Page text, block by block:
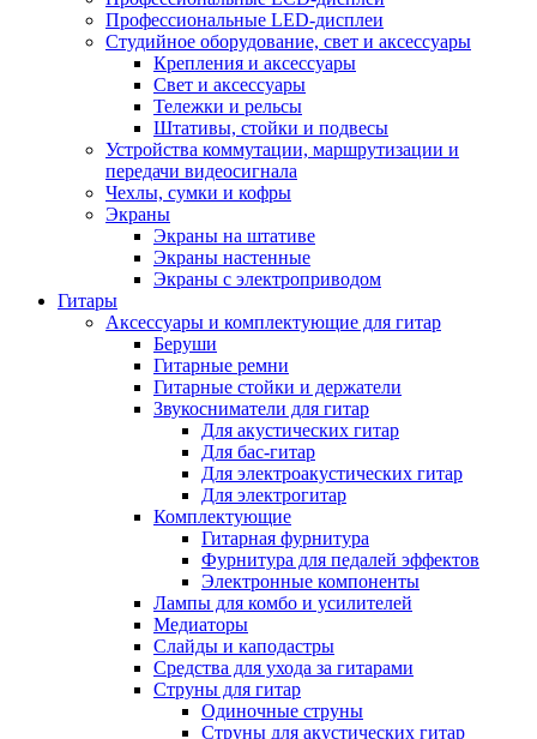
Профессиональные LED-дисплеи
Студийное оборудование, свет и аксессуары
Крепления и аксессуары
Свет и аксессуары
Тележки и рельсы
Штативы, стойки и подвесы
Устройства коммутации, маршрутизации и
передачи видеосигнала
Чехлы, сумки и кофры
Экраны
Экраны на штативе
Экраны настенные
Экраны с электроприводом
Гитары
Аксессуары и комплектующие для гитар
Беруши
Гитарные ремни
Гитарные стойки и держатели
Звукосниматели для гитар
Для акустических гитар
Для бас-гитар
Для электроакустических гитар
Для электрогитар
Комплектующие
Гитарная фурнитура
Фурнитура для педалей эффектов
Электронные компоненты
Лампы для комбо и усилителей
Медиаторы
Слайды и каподастры
Средства для ухода за гитарами
Струны для гитар
Одиночные струны
Струны для акустических гитар